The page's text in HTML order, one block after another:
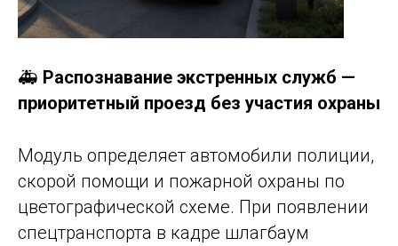
🚑 Распознавание экстренных служб —
приоритетный проезд без участия охраны
Модуль определяет автомобили полиции,
скорой помощи и пожарной охраны по
цветографической схеме. При появлении
спецтранспорта в кадре шлагбаум